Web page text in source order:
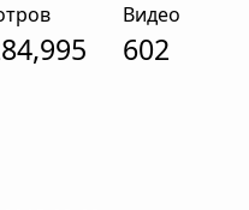
Видео
602